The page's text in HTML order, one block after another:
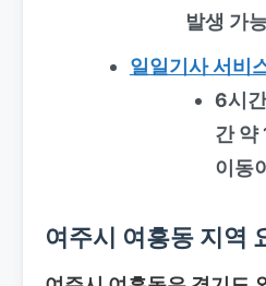
발생 가
일일기사 서비
6시
간 약
이동
여주시 여흥동 지역